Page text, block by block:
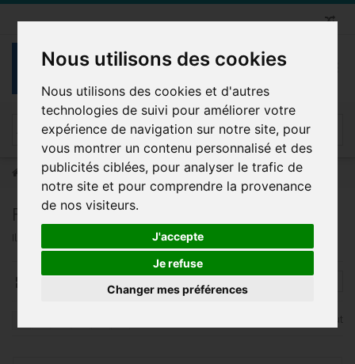
Nous utilisons des cookies
Nous utilisons des cookies et d'autres
technologies de suivi pour améliorer votre
expérience de navigation sur notre site, pour
vous montrer un contenu personnalisé et des
publicités ciblées, pour analyser le trafic de
notre site et pour comprendre la provenance
de nos visiteurs.
J'accepte
Je refuse
Changer mes préférences
Ceinture Femme Fabrication (FEMME) Fabrication Chinoise
FABRICATION CHINOISE
Il y a 338 produits.
Afficher tout